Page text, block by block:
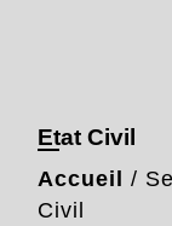
Etat Civil
Accueil /
Civil